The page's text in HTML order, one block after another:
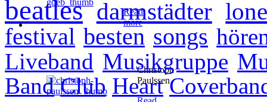
Read
more
Christoph
Paulssen
beatles darmstädter
festival besten songs
Liveband Musikgruppe
Band Club Heart